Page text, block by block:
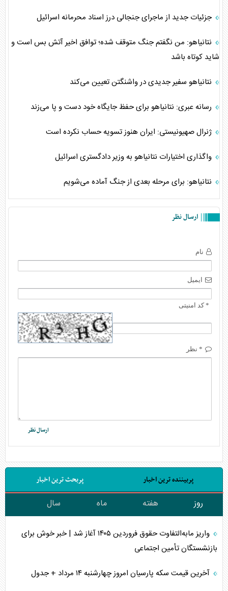
جزئیات جدید از ماجرای جنجالی درز اسناد محرمانه اسرائیل
نتانیاهو: من نگفتم جنگ متوقف شده؛ توافق اخیر آتش بس است و
شاید کوتاه باشد
نتانیاهو سفیر جدیدی در واشنگتن تعیین می‌کند
رسانه عبری: نتانیاهو برای حفظ جایگاه خود دست و پا می‌زند
ژنرال صهیونیستی: ایران هنوز تسویه حساب نکرده‌ است
واگذاری اختیارات نتانیاهو به وزیر دادگستری اسرائیل
نتانیاهو: برای مرحله بعدی از جنگ آماده می‌شویم
ارسال نظر
نام
ایمیل
* کد امنیتی
* نظر
پربیننده ترین اخبار پربحث ترین اخبار
روز هفته ماه سال
واریز مابه‌التفاوت حقوق فروردین ۱۴۰۵ آغاز شد | خبر خوش برای
بازنشستگان تأمین اجتماعی
آخرین قیمت سکه پارسیان امروز چهارشنبه ۱۴ مرداد + جدول